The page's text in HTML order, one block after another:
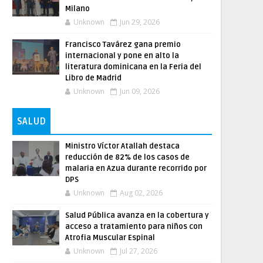
Milano
Unknown Jun 29, 2026
Francisco Tavárez gana premio
internacional y pone en alto la
literatura dominicana en la Feria del
Libro de Madrid
Unknown Jun 09, 2026
SALUD
Ministro Víctor Atallah destaca
reducción de 82% de los casos de
malaria en Azua durante recorrido por
DPS
Unknown Aug 02, 2026
Salud Pública avanza en la cobertura y
acceso a tratamiento para niños con
Atrofia Muscular Espinal
Unknown Jul 27, 2026